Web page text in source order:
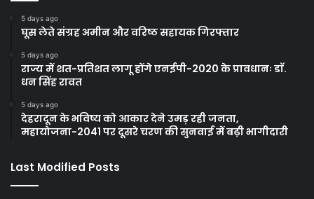
5 days ago
घूस लेते संग्रह अमीन और वरिष्ठ सहायक गिरफ्तार
5 days ago
राज्य में शत-प्रतिशत लागू होंगे एनईपी-2020 के प्रावधानः डाॅ.
धन सिंह रावत
5 days ago
देहरादून के भविष्य को आकार देने उमड़ रही जनता,
महायोजना-2041 पर दूसरे चरण की सुनवाई में बढ़ी भागीदारी
Last Modified Posts